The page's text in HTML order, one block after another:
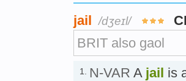
jail /dʒeɪl/
BRIT also gaol
1. N-VAR A jail is